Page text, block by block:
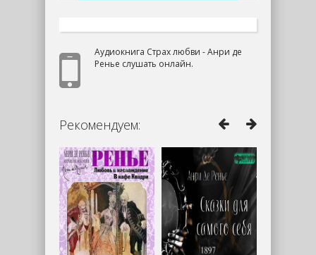
Аудиокнига Страх любви - Анри де
Ренье слушать онлайн.
Рекомендуем: